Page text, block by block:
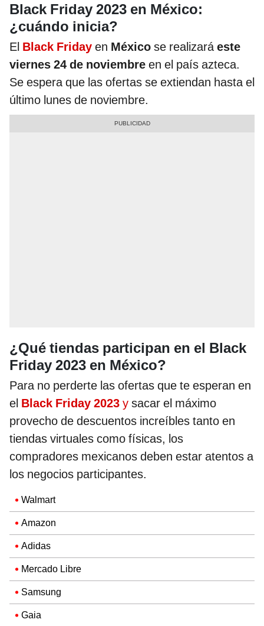
Black Friday 2023 en México:
¿cuándo inicia?
El Black Friday en México se realizaráeste
viernes 24 de noviembre en el país azteca.
Se espera que las ofertas se extiendan hasta el
último lunes de noviembre.
¿Qué tiendas participan en el Black
Friday 2023 en México?
Para no perderte las ofertas que te esperan en
el Black Friday 2023 y sacar el máximo
provecho de descuentos increíbles tanto en
tiendas virtuales como físicas, los
compradores mexicanos deben estar atentos a
los negocios participantes.
Walmart
Amazon
Adidas
Mercado Libre
Samsung
Gaia